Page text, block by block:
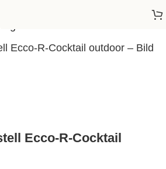
Ecco-R-Cocktail outdoor
Ecco-R-Cocktail